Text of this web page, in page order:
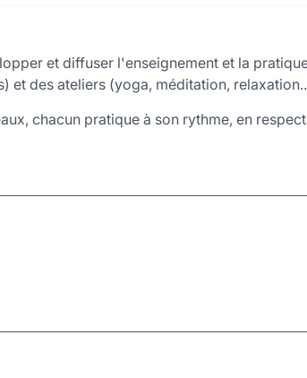
et diffuser l'enseignement et la
et des ateliers (yoga, méditation,
chacun pratique à son rythme, en